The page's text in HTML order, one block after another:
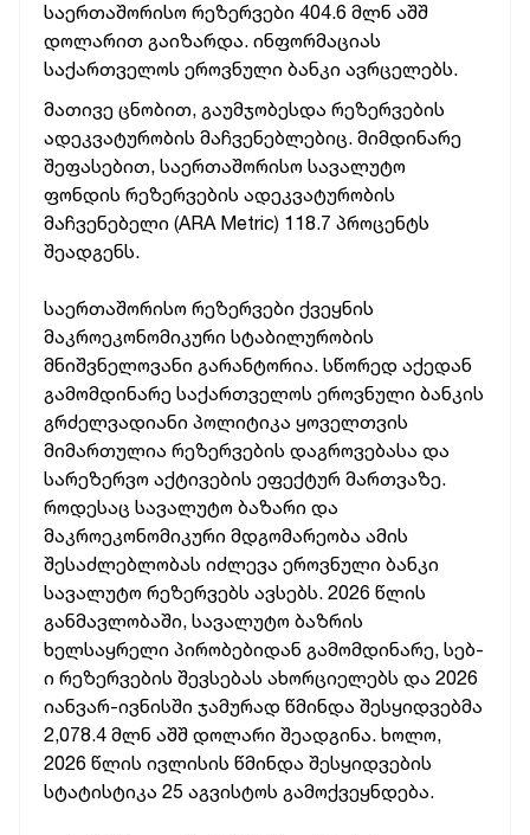
საერთაშორისო რეზერვები 404.6 მლნ აშშ
დოლარით გაიზარდა. ინფორმაციას
საქართველოს ეროვნული ბანკი ავრცელებს.
მათივე ცნობით, გაუმჯობესდა რეზერვების
ადეკვატურობის მაჩვენებლებიც. მიმდინარე
შეფასებით, საერთაშორისო სავალუტო
ფონდის რეზერვების ადეკვატურობის
მაჩვენებელი (ARA Metric) 118.7 პროცენტს
შეადგენს.
საერთაშორისო რეზერვები ქვეყნის
მაკროეკონომიკური სტაბილურობის
მნიშვნელოვანი გარანტორია. სწორედ აქედან
გამომდინარე საქართველოს ეროვნული ბანკის
გრძელვადიანი პოლიტიკა ყოველთვის
მიმართულია რეზერვების დაგროვებასა და
სარეზერვო აქტივების ეფექტურ მართვაზე.
როდესაც სავალუტო ბაზარი და
მაკროეკონომიკური მდგომარეობა ამის
შესაძლებლობას იძლევა ეროვნული ბანკი
სავალუტო რეზერვებს ავსებს. 2026 წლის
განმავლობაში, სავალუტო ბაზრის
ხელსაყრელი პირობებიდან გამომდინარე, სებ-
ი რეზერვების შევსებას ახორციელებს და 2026
იანვარ-ივნისში ჯამურად წმინდა შესყიდვებმა
2,078.4 მლნ აშშ დოლარი შეადგინა. ხოლო,
2026 წლის ივლისის წმინდა შესყიდვების
სტატისტიკა 25 აგვისტოს გამოქვეყნდება.